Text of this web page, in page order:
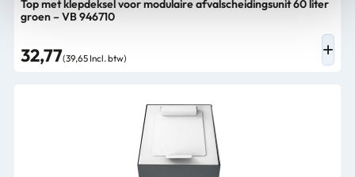
Top met klepdeksel voor modulaire afvalscheidingsunit 60 liter
groen – VB 946710
32,77(39,65 Incl. btw)